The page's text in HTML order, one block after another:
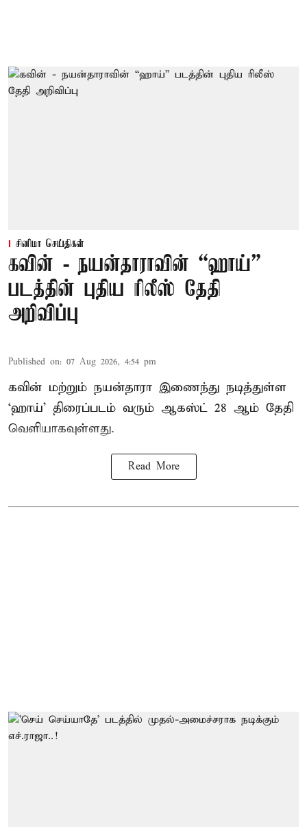
சினிமா செய்திகள்
கவின் - நயன்தாராவின் “ஹாய்”
படத்தின் புதிய ரிலீஸ் தேதி
அறிவிப்பு
Published on: 07 Aug 2026, 4:54 pm
கவின் மற்றும் நயன்தாரா இணைந்து நடித்துள்ள
‘ஹாய்’ திரைப்படம் வரும் ஆகஸ்ட் 28 ஆம் தேதி
வெளியாகவுள்ளது.
Read More